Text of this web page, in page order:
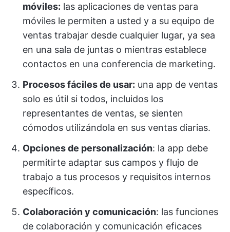
móviles: las aplicaciones de ventas para
móviles le permiten a usted y a su equipo de
ventas trabajar desde cualquier lugar, ya sea
en una sala de juntas o mientras establece
contactos en una conferencia de marketing.
Procesos fáciles de usar: una app de ventas
solo es útil si todos, incluidos los
representantes de ventas, se sienten
cómodos utilizándola en sus ventas diarias.
Opciones de personalización: la app debe
permitirte adaptar sus campos y flujo de
trabajo a tus procesos y requisitos internos
específicos.
Colaboración y comunicación: las funciones
de colaboración y comunicación eficaces